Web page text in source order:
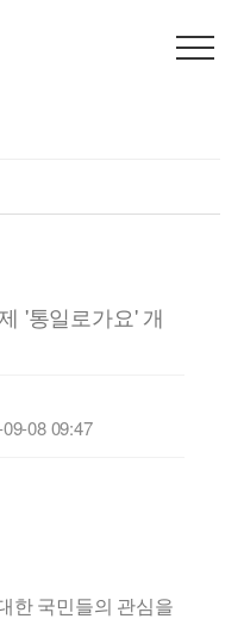
'통일로가요' 개
08 09:47
한 국민들의 관심을